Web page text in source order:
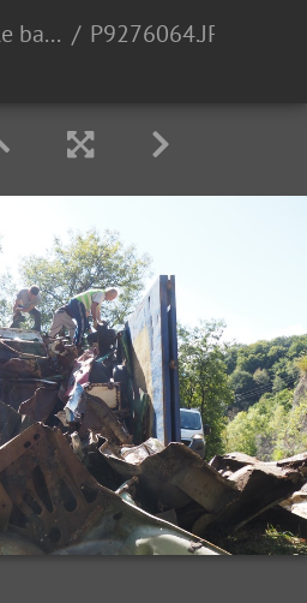
La Vence sur le bas de Quaix P9276064.JPG